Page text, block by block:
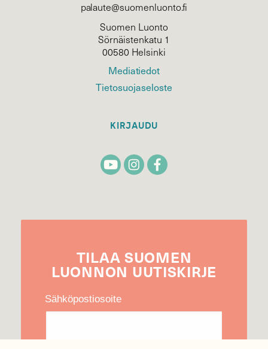
palaute@suomenluonto.fi
Suomen Luonto
Sörnäistenkatu 1
00580 Helsinki
Mediatiedot
Tietosuojaseloste
KIRJAUDU
TILAA SUOMEN
LUONNON UUTIS­KIRJE
Sähköpostiosoite